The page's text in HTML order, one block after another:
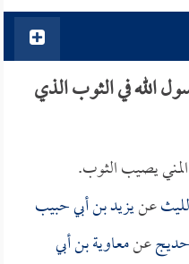
الله في الثوب الذي
يصيب الثوب.
عنيزيد بن أبي حبيب
عنمعاوية بن أبي